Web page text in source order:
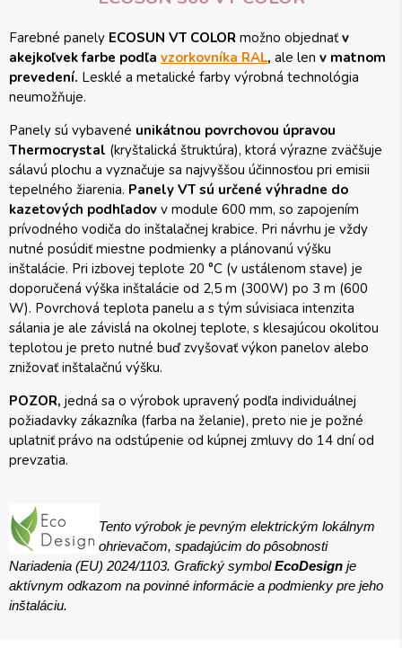
Farebné panely ECOSUN VT COLOR možno objednaťv
akejkoľvek farbe podľa vzorkovníka RAL, ale len v matnom
prevedení. Lesklé a metalické farby výrobná technológia
neumožňuje.
Panely sú vybavené unikátnou povrchovou úpravou
Thermocrystal (kryštalická štruktúra), ktorá výrazne zväčšuje
sálavú plochu a vyznačuje sa najvyššou účinnosťou pri emisii
tepelného žiarenia. Panely VT sú určené výhradne do
kazetových podhľadov v module 600 mm, so zapojením
prívodného vodiča do inštalačnej krabice. Pri návrhu je vždy
nutné posúdiť miestne podmienky a plánovanú výšku
inštalácie. Pri izbovej teplote 20 °C (v ustálenom stave) je
doporučená výška inštalácie od 2,5 m (300W) po 3 m (600
W). Povrchová teplota panelu a s tým súvisiaca intenzita
sálania je ale závislá na okolnej teplote, s klesajúcou okolitou
teplotou je preto nutné buď zvyšovať výkon panelov alebo
znižovať inštalačnú výšku.
POZOR, jedná sa o výrobok upravený podľa individuálnej
požiadavky zákazníka (farba na želanie), preto nie je požné
uplatniť právo na odstúpenie od kúpnej zmluvy do 14 dní od
prevzatia.
Tento výrobok je pevným elektrickým lokálnym
ohrievačom, spadajúcim do pôsobnosti
Nariadenia (EU) 2024/1103. Grafický symbolEcoDesign je
aktívnym odkazom na povinné informácie a podmienky pre jeho
inštaláciu.